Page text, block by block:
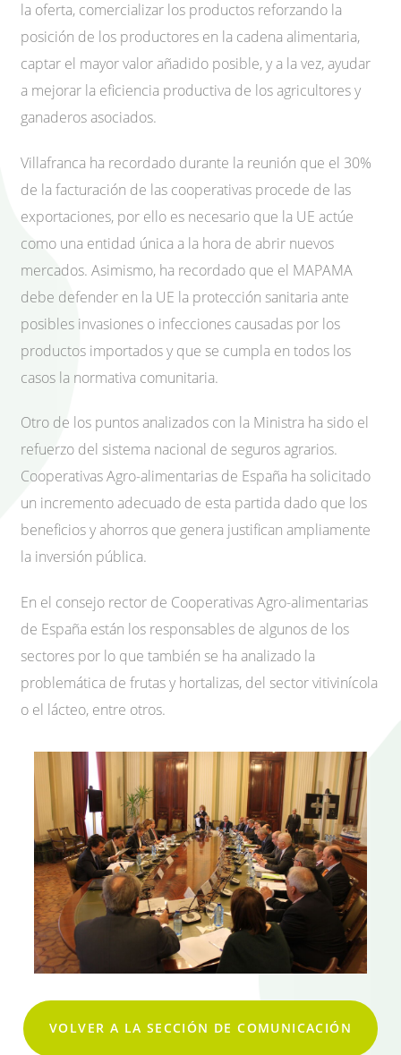
la oferta, comercializar los productos reforzando la
posición de los productores en la cadena alimentaria,
captar el mayor valor añadido posible, y a la vez, ayudar
a mejorar la eficiencia productiva de los agricultores y
ganaderos asociados.
Villafranca ha recordado durante la reunión que el 30%
de la facturación de las cooperativas procede de las
exportaciones, por ello es necesario que la UE actúe
como una entidad única a la hora de abrir nuevos
mercados. Asimismo, ha recordado que el MAPAMA
debe defender en la UE la protección sanitaria ante
posibles invasiones o infecciones causadas por los
productos importados y que se cumpla en todos los
casos la normativa comunitaria.
Otro de los puntos analizados con la Ministra ha sido el
refuerzo del sistema nacional de seguros agrarios.
Cooperativas Agro-alimentarias de España ha solicitado
un incremento adecuado de esta partida dado que los
beneficios y ahorros que genera justifican ampliamente
la inversión pública.
En el consejo rector de Cooperativas Agro-alimentarias
de España están los responsables de algunos de los
sectores por lo que también se ha analizado la
problemática de frutas y hortalizas, del sector vitivinícola
o el lácteo, entre otros.
VOLVER A LA SECCIÓN DE COMUNICACIÓN